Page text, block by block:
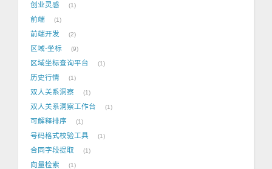
创业灵感 1
前端 1
前端开发 2
区域-坐标 9
区域坐标查询平台 1
历史行情 1
双人关系洞察 1
双人关系洞察工作台 1
可解释排序 1
号码格式校验工具 1
合同字段提取 1
向量检索 1